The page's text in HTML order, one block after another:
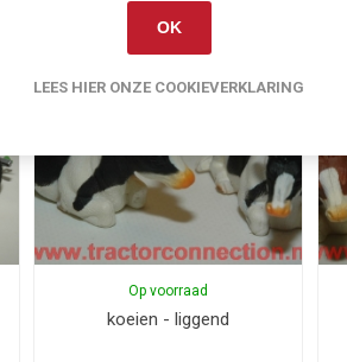
BESTEL NU!
Op voorraad
koeien - liggend
OK
LEES HIER ONZE COOKIEVERKLARING